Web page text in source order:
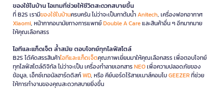
ของใช้ในบ้าน ไอเทมที่ช่วยให้ชีวิตสะดวกสบายขึ้น
ที่ B2S เรามีของใช้ในบ้านครบครัน ไม่ว่าจะเป็นกาต้มน้ำAnitech, เครื่องฟอกอากาศ
Xiaomi, หน้ากากอนามัยทางการแพทย์Double A Careและสินค้าอื่น ๆ อีกมากมาย
ให้คุณเลือกสรร
ไอทีและแก็ดเจ็ต ล้ำสมัย ตอบโจทย์ทุกไลฟ์สไตล์
B2S ได้คัดสรรสินค้าไอทีและแก็ดเจ็ตคุณภาพเยี่ยมมาให้คุณเลือกสรร เพื่อตอบโจทย์
ทุกไลฟ์สไตล์ดิจิทัล ไม่ว่าจะเป็น เครื่องทำลายเอกสารNEOเพื่อความปลอดภัยของ
ข้อมูล, เอ็กซ์เทอนัลฮาร์ดดิสก์WD, หรือ คีย์บอร์ดไร้สายเมาส์คอมโบGEEZERที่ช่วย
ให้การทำงานของคุณสะดวกสบายยิ่งขึ้น